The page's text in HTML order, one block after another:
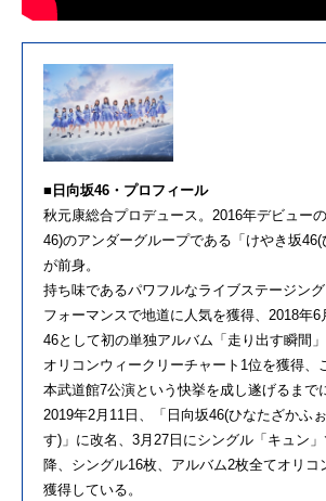
■日向坂46・プロフィール
秋元康総合プロデュース。2016年デビュー
46)のアンダーグループである「けやき坂46(
が前身。
持ち味であるパワフルなライブステージン
フォーマンスで地道に人気を獲得、2018年6
46として初の単独アルバム「走り出す瞬間」
オリコンウィークリーチャート1位を獲得、
本武道館7公演という快挙を成し遂げるまで
2019年2月11日、「日向坂46(ひなたざかふ
す)」に改名、3月27日にシングル「キュン
降、シングル16枚、アルバム2枚全てオリコ
獲得している。